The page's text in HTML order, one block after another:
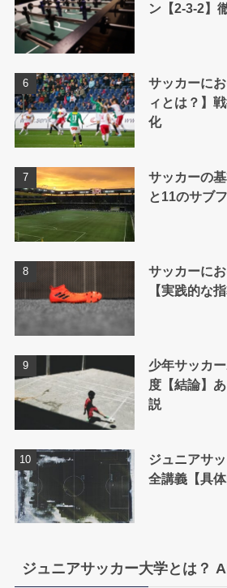
ン【2-3-2】
サッカーに
ィとは？】
化
サッカーの
と11のサブ
サッカーに
【実践的な
少年サッカ
度【結論】
説
ジュニアサ
全講義【具
ジュニアサッカー大学とは？